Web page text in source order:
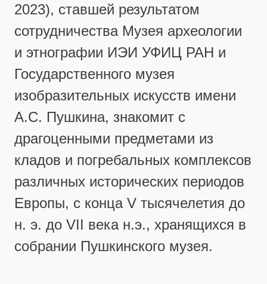
2023), ставшей результатом
сотрудничества Музея археологии
и этнографии ИЭИ УФИЦ РАН и
Государственного музея
изобразительных искусств имени
А.С. Пушкина, знакомит с
драгоценными предметами из
кладов и погребальных комплексов
различных исторических периодов
Европы, с конца V тысячелетия до
н. э. до VII века н.э., хранящихся в
собрании Пушкинского музея.